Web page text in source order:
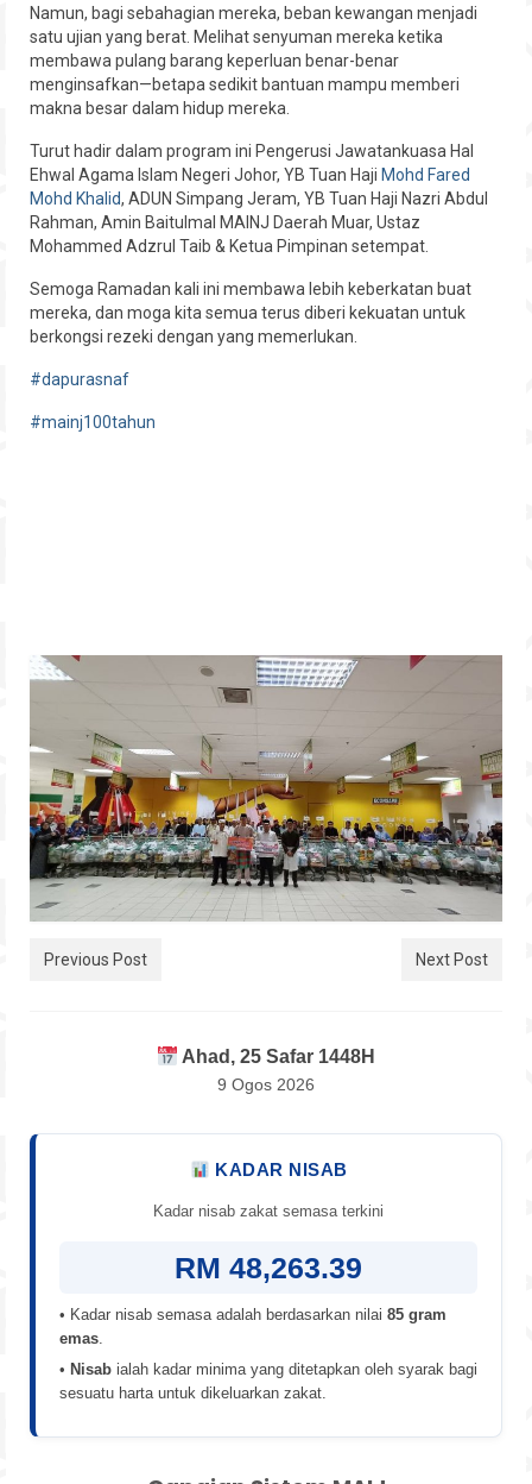
Namun, bagi sebahagian mereka, beban kewangan menjadi
satu ujian yang berat. Melihat senyuman mereka ketika
membawa pulang barang keperluan benar-benar
menginsafkan—betapa sedikit bantuan mampu memberi
makna besar dalam hidup mereka.
Turut hadir dalam program ini Pengerusi Jawatankuasa Hal
Ehwal Agama Islam Negeri Johor, YB Tuan Haji Mohd Fared
Mohd Khalid, ADUN Simpang Jeram, YB Tuan Haji Nazri Abdul
Rahman, Amin Baitulmal MAINJ Daerah Muar, Ustaz
Mohammed Adzrul Taib & Ketua Pimpinan setempat.
Semoga Ramadan kali ini membawa lebih keberkatan buat
mereka, dan moga kita semua terus diberi kekuatan untuk
berkongsi rezeki dengan yang memerlukan.
#dapurasnaf
#mainj100tahun
Previous Post Next Post
Ahad, 25 Safar 1448H
9 Ogos 2026
KADAR NISAB
Kadar nisab zakat semasa terkini
RM 48,263.39
• Kadar nisab semasa adalah berdasarkan nilai 85 gram
emas.
• Nisab ialah kadar minima yang ditetapkan oleh syarak bagi
sesuatu harta untuk dikeluarkan zakat.